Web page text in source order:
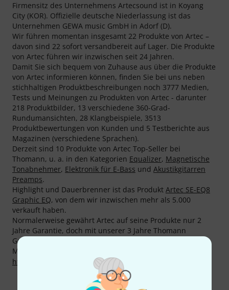
Firmensitz des Unternehmens Artecsound ist in Koyang
City (KOR). Offizielle deutsche Niederlassung ist das
Unternehmen GEWA music GmbH in Adorf (D).
Wir führen momentan insgesamt 22 Produkte von Artec –
davon sind 22 sofort versandbereit auf Lager. Die Produkte
von Artec führen wir inzwischen seit 24 Jahren.
Damit Sie sich bequem von Zuhause aus über die Produkte
von Artec informieren können, finden Sie bei uns neben
stichhaltigen Produktbeschreibungen noch 3777 Medien,
Tests und Meinungen zu Produkten von Artec - darunter
218 Produktbilder, 13 verschiedene 360-Grad-
Rundumansichten, 28 Klangbeispiele, 3513
Produktbewertungen von Kunden und 5 Testberichte aus
Magazinen (verschiedene Sprachen).
Derzeit sind 10 Produkte von Artec Top-Seller bei
Thomann, u. a. in den Kategorien Equalizer, Magnetische
Tonabnehmer, Elektronik für E-Bass und Akustikgitarren
Preamps.
Highlight und Dauerbrenner ist das Produkt Artec SE-EQ8
Graphic EQ, von dem wir inzwischen mehr als 5.000
verkauft haben.
Normalerweise gewährt Artec auf seine Produkte nur 2
Jahre Garantie, doch mit unserer 3 Jahre Thomann
Garantie sind Sie ein Jahr zusätzlich abgesichert.
Mehr Informationen zum Hersteller finden Sie auf
http://www.artecsound.com